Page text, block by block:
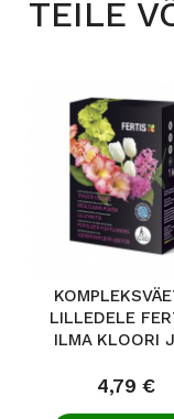
TEILE
LILLEDELE
ILMA KLOORI
4,79 €